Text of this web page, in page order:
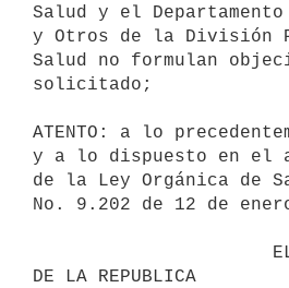
Salud y el
y Otros de la División
Salud no formulan
solicitado;
ATENTO: a lo
y a lo dispuesto en el
de la Ley Orgánica de
No. 9.202 de 12 de
DE LA REPUBLICA